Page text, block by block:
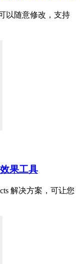
以随意修改，支持
果工具
解决方案，可让您